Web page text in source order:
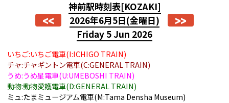
<<
神前駅時刻表[KOZAKI]
2026年6月5日(金曜日)
Friday 5 Jun 2026
>>
いちご:いちご電車(I:ICHIGO TRAIN)
チャ:チャギントン電車(C:GENERAL TRAIN)
うめ:うめ星電車(U:UMEBOSHI TRAIN)
動物:動物愛護電車(D:GENERAL TRAIN)
ミュ:たまミュージアム電車(M:Tama Densha Museum)